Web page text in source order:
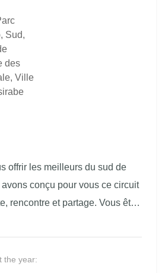
, Sud,
des
, Ville
offrir les meilleurs du sud de
conçu pour vous ce circuit
et partage. Vous êtes
treks ? Ce circuit est
pour les grands voyageurs, ce
the year: